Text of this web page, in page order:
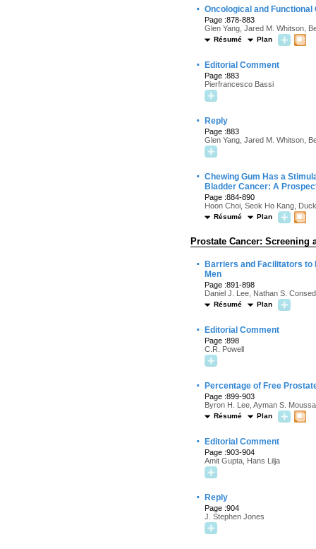
· Oncological and
Page :878-883
Glen Yang, Jared M. Whitson,
Résumé Plan
· Editorial Comment
Page :883
Pierfrancesco Bassi
· Reply
Page :883
Glen Yang, Jared M. Whitson,
· Chewing Gum Has a
Bladder Cancer: A
Page :884-890
Hoon Choi, Seok Ho Kang,
Résumé Plan
Prostate Cancer: Screening
·
Barriers and Facilitators
Men
Page :891-898
Daniel J. Lee, Nathan S.
Résumé Plan
· Editorial Comment
Page :898
C.R. Powell
· Percentage of Free
Page :899-903
Byron H. Lee, Ayman S.
Résumé Plan
· Editorial Comment
Page :903-904
Amit Gupta, Hans Lilja
· Reply
Page :904
J. Stephen Jones